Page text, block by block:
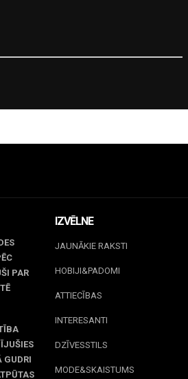
PAR
GUDRI
IZVĒLNE
JAUNĀKIE RAKSTI
HOBIJI&PADOMI
ATTIECĪBAS
INTERESANTI
DZĪVESSTILS
MODE&SKAISTUMS